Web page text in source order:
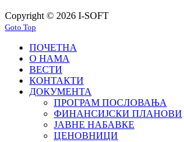
Copyright © 2026 I-SOFT
Goto Top
ПОЧЕТНА
О НАМА
ВЕСТИ
КОНТАКТИ
ДОКУМЕНТА
ПРОГРАМ ПОСЛОВАЊА
ФИНАНСИЈСКИ ПЛАНОВИ
ЈАВНЕ НАБАВКЕ
ЦЕНОВНИЦИ